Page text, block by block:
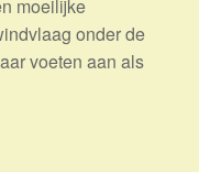
moeilijke
onder de
voeten aan als